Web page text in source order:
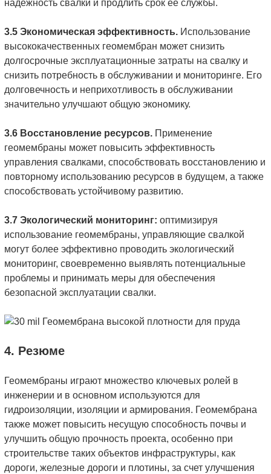
надежность свалки и продлить срок ее службы.
3.5 Экономическая эффективность. Использование
высококачественных геомембран может снизить
долгосрочные эксплуатационные затраты на свалку и
снизить потребность в обслуживании и мониторинге. Его
долговечность и неприхотливость в обслуживании
значительно улучшают общую экономику.
3.6 Восстановление ресурсов. Применение
геомембраны может повысить эффективность
управления свалками, способствовать восстановлению и
повторному использованию ресурсов в будущем, а также
способствовать устойчивому развитию.
3.7 Экологический мониторинг: оптимизируя
использование геомембраны, управляющие свалкой
могут более эффективно проводить экологический
мониторинг, своевременно выявлять потенциальные
проблемы и принимать меры для обеспечения
безопасной эксплуатации свалки.
4. Резюме
Геомембраны играют множество ключевых ролей в
инженерии и в основном используются для
гидроизоляции, изоляции и армирования. Геомембрана
также может повысить несущую способность почвы и
улучшить общую прочность проекта, особенно при
строительстве таких объектов инфраструктуры, как
дороги, железные дороги и плотины, за счет улучшения